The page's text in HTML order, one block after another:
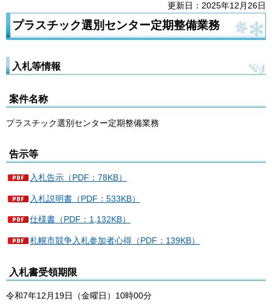
更新日：2025年12月26日
プラスチック選別センター定期整備業務
入札等情報
案件名称
プラスチック選別センター定期整備業務
告示等
入札告示（PDF：78KB）
入札説明書（PDF：533KB）
仕様書（PDF：1,132KB）
札幌市競争入札参加者心得（PDF：139KB）
入札書受領期限
令和7年12月19日（金曜日）10時00分